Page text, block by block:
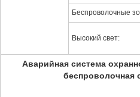
Беспроволочные
Высокий свет:
Аварийная система
беспроволочная